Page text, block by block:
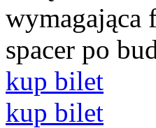
wymagająca
spacer po
kup bilet
kup bilet